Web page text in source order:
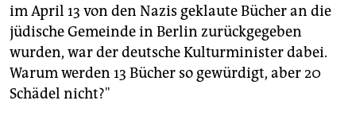
im April 13 von den Nazis geklaute Bücher an die
jüdische Gemeinde in Berlin zurückgegeben
wurden, war der deutsche Kulturminister dabei.
Warum werden 13 Bücher so gewürdigt, aber 20
Schädel nicht?"